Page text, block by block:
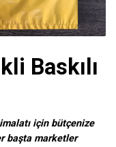
Baskılı
için bütçenize
başta marketler